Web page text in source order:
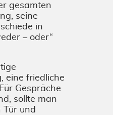
gesamten
seine
in
– oder“
eine friedliche
Gespräche
sollte man
und